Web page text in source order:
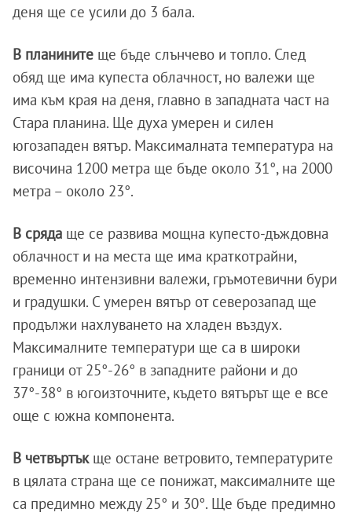
деня ще се усили до 3 бала.
В планините ще бъде слънчево и топло. След
обяд ще има купеста облачност, но валежи ще
има към края на деня, главно в западната част на
Стара планина. Ще духа умерен и силен
югозападен вятър. Максималната температура на
височина 1200 метра ще бъде около 31°, на 2000
метра – около 23°.
В сряда ще се развива мощна купесто-дъждовна
облачност и на места ще има краткотрайни,
временно интензивни валежи, гръмотевични бури
и градушки. С умерен вятър от северозапад ще
продължи нахлуването на хладен въздух.
Максималните температури ще са в широки
граници от 25°-26° в западните райони и до
37°-38° в югоизточните, където вятърът ще е все
още с южна компонента.
В четвъртък ще остане ветровито, температурите
в цялата страна ще се понижат, максималните ще
са предимно между 25° и 30°. Ще бъде предимно